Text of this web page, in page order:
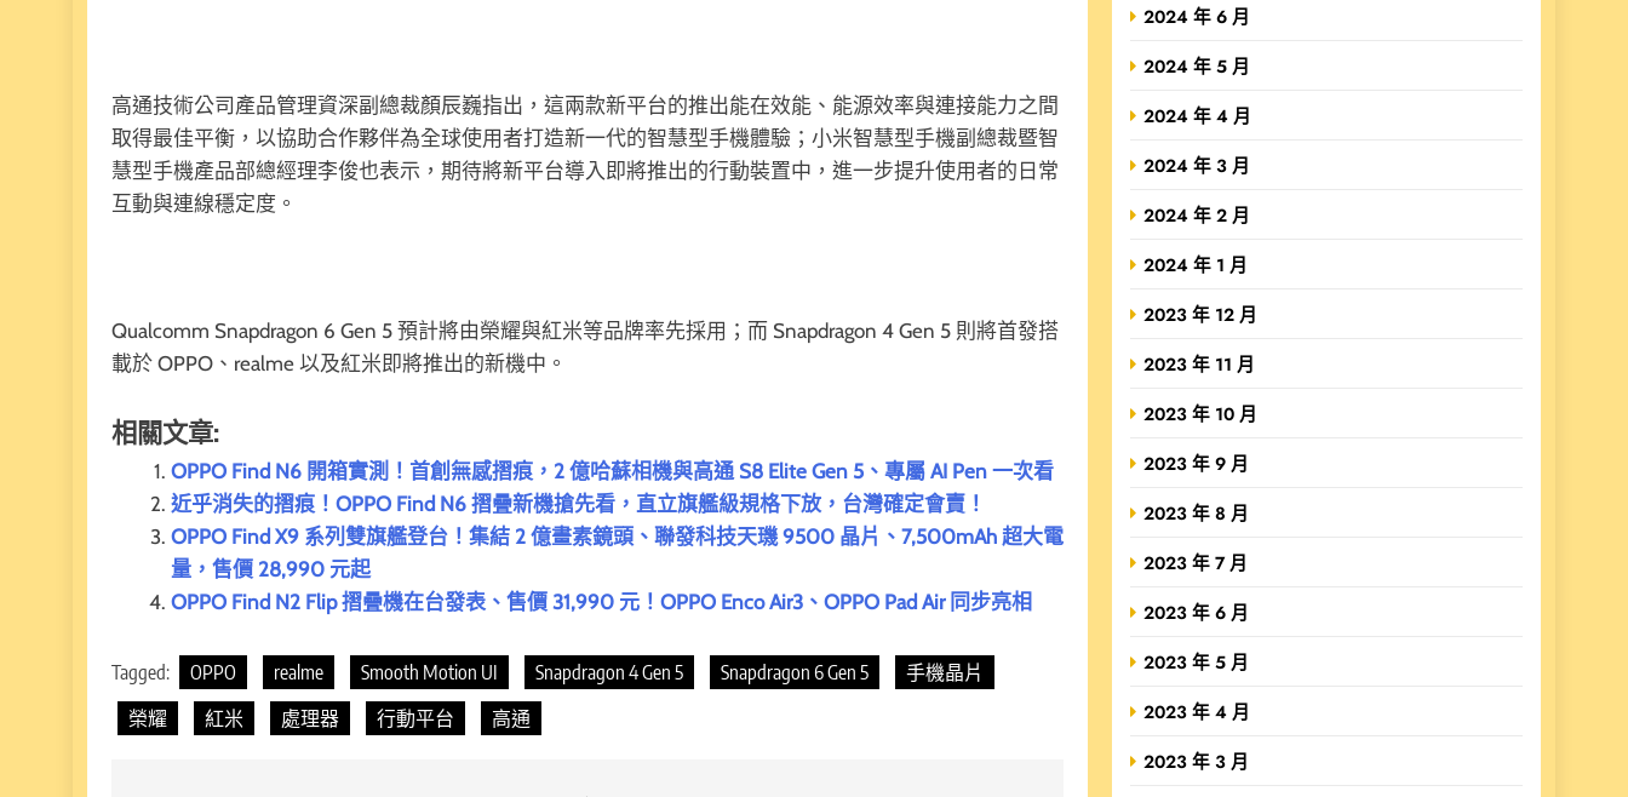
高通技術公司產品管理資深副總裁顏辰巍指出，這兩款新平台的推出能在效能、能源效率與連接能力之間
取得最佳平衡，以協助合作夥伴為全球使用者打造新一代的智慧型手機體驗；小米智慧型手機副總裁暨智
慧型手機產品部總經理李俊也表示，期待將新平台導入即將推出的行動裝置中，進一步提升使用者的日常
互動與連線穩定度。
Qualcomm Snapdragon 6 Gen 5 預計將由榮耀與紅米等品牌率先採用；而 Snapdragon 4 Gen 5 則將首發搭
載於 OPPO、realme 以及紅米即將推出的新機中。
相關文章:
OPPO Find N6 開箱實測！首創無感摺痕，2 億哈蘇相機與高通 S8 Elite Gen 5、專屬 AI Pen 一次看
近乎消失的摺痕！OPPO Find N6 摺疊新機搶先看，直立旗艦級規格下放，台灣確定會賣！
OPPO Find X9 系列雙旗艦登台！集結 2 億畫素鏡頭、聯發科技天璣 9500 晶片、7,500mAh 超大電
量，售價 28,990 元起
OPPO Find N2 Flip 摺疊機在台發表、售價 31,990 元！OPPO Enco Air3、OPPO Pad Air 同步亮相
Tagged: OPPO realme Smooth Motion UI Snapdragon 4 Gen 5 Snapdragon 6 Gen 5
手機晶片
榮耀
紅米 處理器 行動平台 高通
2024 年 6 月
2024 年 5 月
2024 年 4 月
2024 年 3 月
2024 年 2 月
2024 年 1 月
2023 年 12 月
2023 年 11 月
2023 年 10 月
2023 年 9 月
2023 年 8 月
2023 年 7 月
2023 年 6 月
2023 年 5 月
2023 年 4 月
2023 年 3 月